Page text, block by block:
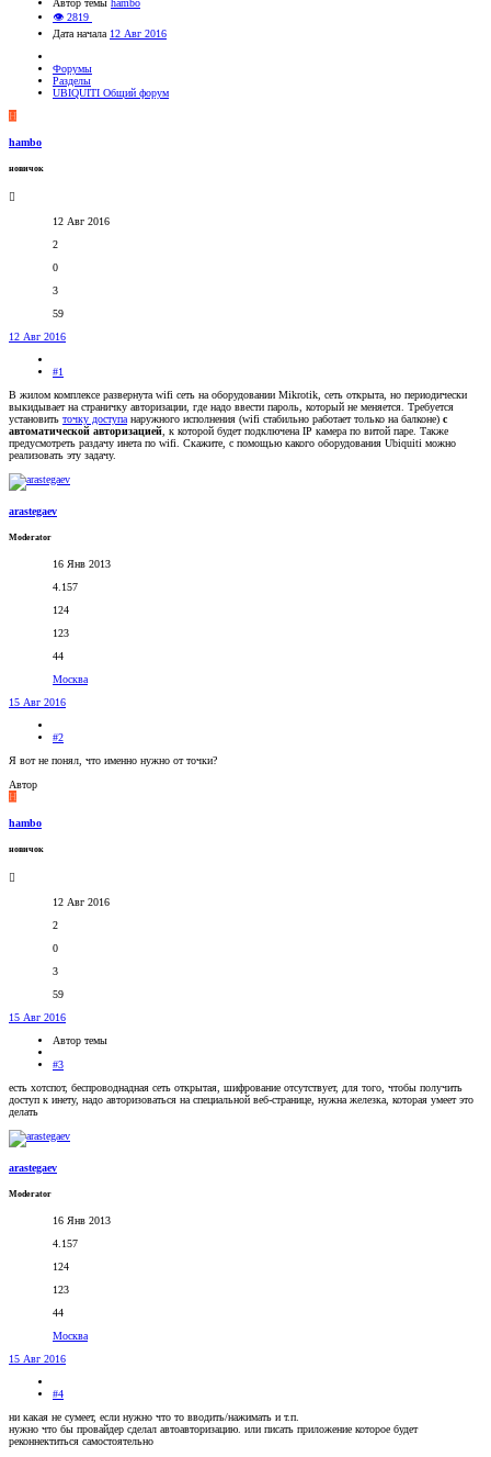
👁 2819
Дата начала 12 Авг 2016
Форумы
Разделы
UBIQUITI Общий форум
H
hambo
новичок
12 Авг 2016
2
0
3
59
12 Авг 2016
#1
В жилом комплексе развернута wifi сеть на оборудовании Mikrotik, сеть открыта, но периодически
выкидывает на страничку авторизации, где надо ввести пароль, который не меняется. Требуется
установить точку доступа наружного исполнения (wifi стабильно работает только на балконе) с
автоматической авторизацией , к которой будет подключена IP камера по витой паре. Также
предусмотреть раздачу инета по wifi. Скажите, с помощью какого оборудования Ubiquiti можно
реализовать эту задачу.
arastegaev
Moderator
16 Янв 2013
4.157
124
123
44
Москва
15 Авг 2016
#2
Я вот не понял, что именно нужно от точки?
Автор
H
hambo
новичок
12 Авг 2016
2
0
3
59
15 Авг 2016
Автор темы
#3
есть хотспот, беспроводнадная сеть открытая, шифрование отсутствует, для того, чтобы получить
доступ к инету, надо авторизоваться на специальной веб-странице, нужна железка, которая умеет это
делать
arastegaev
Moderator
16 Янв 2013
4.157
124
123
44
Москва
15 Авг 2016
#4
ни какая не сумеет, если нужно что то вводить/нажимать и т.п.
нужно что бы провайдер сделал автоавторизацию. или писать приложение которое будет
реконнектиться самостоятельно